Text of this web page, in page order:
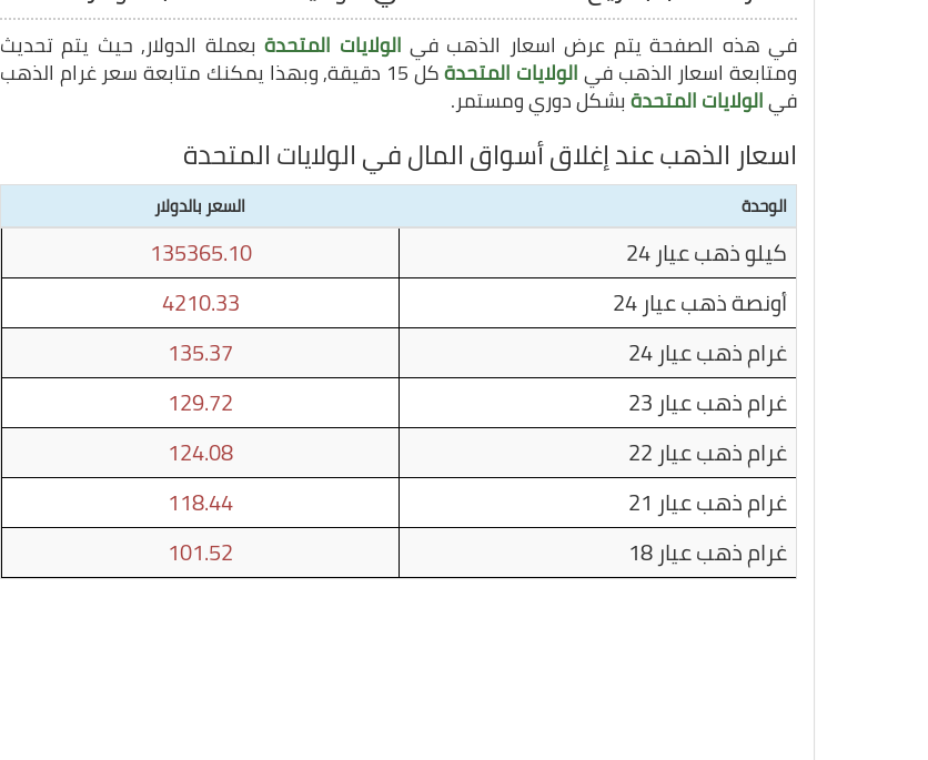
في هذه الصفحة يتم عرض اسعار الذهب في الولايات المتحدةبعملة الدولار, حيث يتم تحديث
ومتابعة اسعار الذهب فيالولايات المتحدة كل 15 دقيقة, وبهذا يمكنك متابعة سعر غرام الذهب
فيالولايات المتحدةبشكل دوري ومستمر.
اسعار الذهب عند إغلاق أسواق المال في الولايات المتحدة
الوحدة السعر بالدولار
كيلو ذهب عيار 24
135365.10
أونصة ذهب عيار 24
4210.33
غرام ذهب عيار 24
135.37
غرام ذهب عيار 23
129.72
غرام ذهب عيار 22
124.08
غرام ذهب عيار 21
118.44
غرام ذهب عيار 18
101.52